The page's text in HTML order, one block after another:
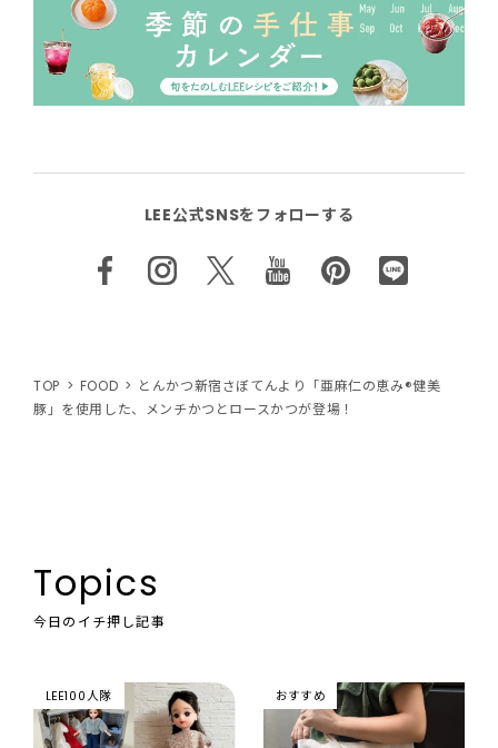
LEE公式SNSをフォローする
TOP FOOD
とんかつ新宿さぼてんより「亜麻仁の恵み®健美
豚」を使用した、メンチかつとロースかつが登場！
Topics
今日のイチ押し記事
LEE100人隊 おすすめ